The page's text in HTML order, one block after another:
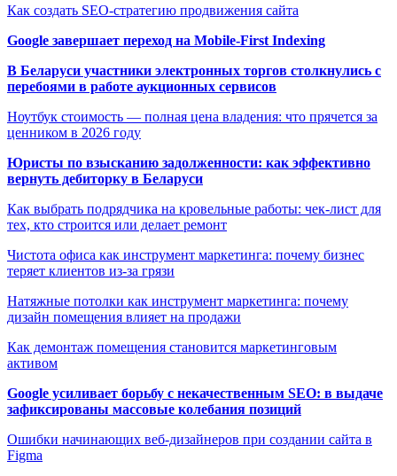
Как создать SEO-стратегию продвижения сайта
Google завершает переход на Mobile-First Indexing
В Беларуси участники электронных торгов столкнулись с
перебоями в работе аукционных сервисов
Ноутбук стоимость — полная цена владения: что прячется за
ценником в 2026 году
Юристы по взысканию задолженности: как эффективно
вернуть дебиторку в Беларуси
Как выбрать подрядчика на кровельные работы: чек-лист для
тех, кто строится или делает ремонт
Чистота офиса как инструмент маркетинга: почему бизнес
теряет клиентов из-за грязи
Натяжные потолки как инструмент маркетинга: почему
дизайн помещения влияет на продажи
Как демонтаж помещения становится маркетинговым
активом
Google усиливает борьбу с некачественным SEO: в выдаче
зафиксированы массовые колебания позиций
Ошибки начинающих веб-дизайнеров при создании сайта в
Figma